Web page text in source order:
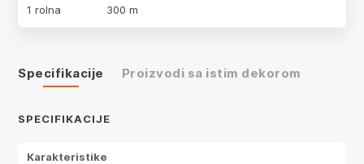
1 rolna
300 m
Specifikacije Proizvodi sa istim dekorom
SPECIFIKACIJE
Karakteristike